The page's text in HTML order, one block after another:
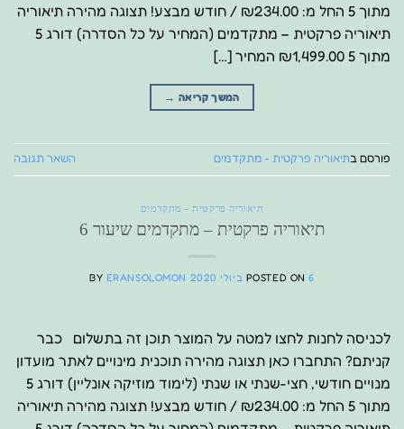
מתוך 5 החל מ: ₪234.00 / חודש מבצע! תצוגה מהירה תיאוריה
תיאוריה פרקטית – מתקדמים (המחיר על כל הסדרה) דורג 5
מתוך 5 ₪1,499.00 המחיר […]
המשך קריאה →
פורסם בתיאוריה פרקטית - מתקדמים השאר תגובה
תיאוריה פרקטית - מתקדמים
תיאוריה פרקטית – מתקדמים שיעור 6
POSTED ON6 ביולי 2020 BY ERANSOLOMON
לכניסה לחנות לחצו למטה על המוצר תוכן זה בתשלום כבר
קניתם? התחברו כאן תצוגה מהירה תוכנית מינויים לאתר מועדון
מנויים חודשי, חצי-שנתי או שנתי (לימוד מוזיקה אונליין) דורג 5
מתוך 5 החל מ: ₪234.00 / חודש מבצע! תצוגה מהירה תיאוריה